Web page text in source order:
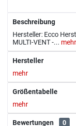
Beschreibung
Hersteller: Ecco
MULTI-VENT -... mehr
Hersteller
mehr
Größentabelle
mehr
Bewertungen
0